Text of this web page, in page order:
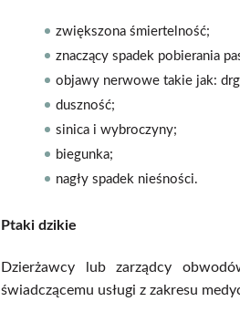
zwiększona śmiertelność;
znaczący spadek pobierania
objawy nerwowe takie jak:
duszność;
sinica i wybroczyny;
biegunka;
nagły spadek nieśności.
Ptaki dzikie
Dzierżawcy lub zarządcy
świadczącemu usługi z zakresu